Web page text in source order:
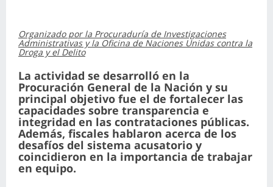
Organizado por la Procuraduría de Investigaciones
Administrativas y la Oficina de Naciones Unidas contra la
Droga y el Delito
La actividad se desarrolló en la
Procuración General de la Nación y su
principal objetivo fue el de fortalecer las
capacidades sobre transparencia e
integridad en las contrataciones públicas.
Además, fiscales hablaron acerca de los
desafíos del sistema acusatorio y
coincidieron en la importancia de trabajar
en equipo.